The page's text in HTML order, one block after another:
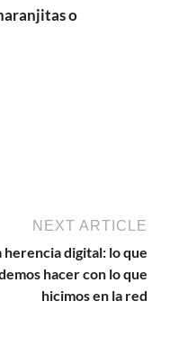
o
NEXT ARTICLE
herencia digital: lo que
hacer con lo que
hicimos en la red